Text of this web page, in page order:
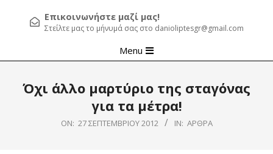
Επικοινωνήστε μαζί μας!
Στείλτε μας το μήνυμά σας στο danioliptesgr@gmail.com
Navigation
Menu
Όχι άλλο μαρτύριο της σταγόνας
για τα μέτρα!
ON: 27 ΣΕΠΤΕΜΒΡΊΟΥ 2012 IN: ΆΡΘΡΑ